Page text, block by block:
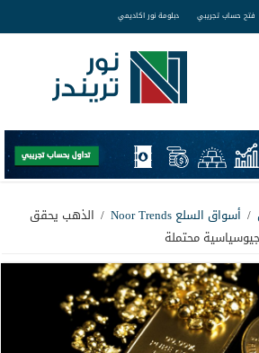
فتح حساب تجريبي دبلومة نور اكاديمي
/ أسواق السلع Noor Trends / الذهب يحقق
محتملة